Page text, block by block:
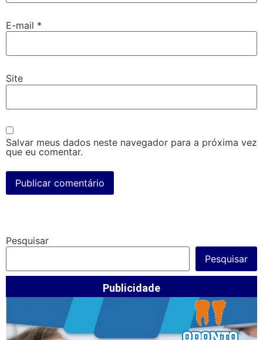
E-mail *
Site
Salvar meus dados neste navegador para a próxima vez
que eu comentar.
Pesquisar
Pesquisar
Publicidade